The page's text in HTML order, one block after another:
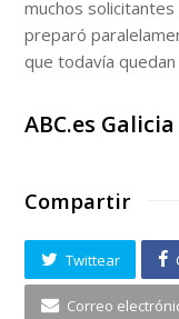
muchos
preparó
que todavía
ABC.es Galicia
Compartir
Twittear
Correo